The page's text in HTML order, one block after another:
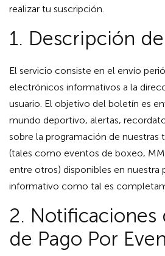
realizar tu suscripción.
1. Descripción
El servicio consiste en el envío
electrónicos informativos a la
usuario. El objetivo del boletín es
mundo deportivo, alertas,
sobre la programación de nuestras
(tales como eventos de boxeo,
entre otros) disponibles en nuestra
informativo como tal es
2. Notificaciones
de Pago Por